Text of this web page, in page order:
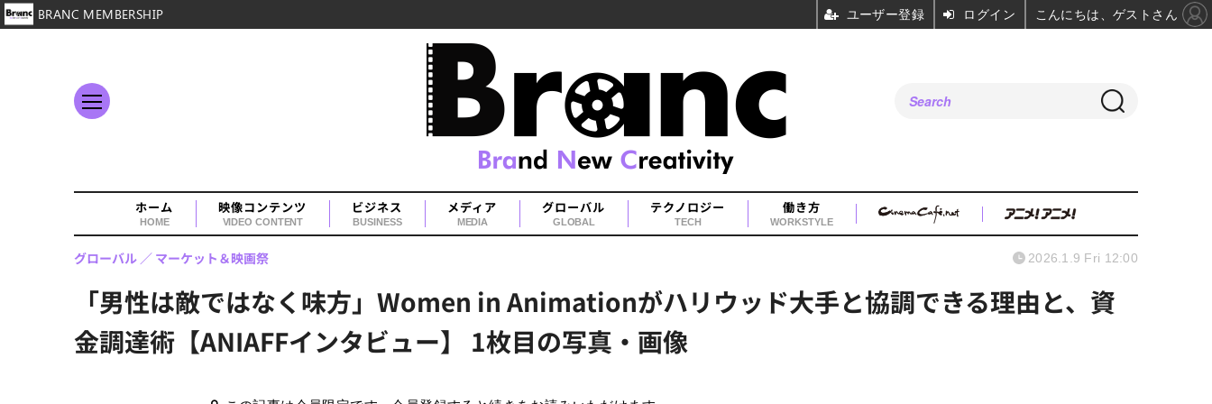
ホーム
HOME
映像コンテンツ
VIDEO CONTENT
ビジネス
BUSINESS
メディア
MEDIA
グローバル
GLOBAL
テクノロジー
TECH
働き方
WORKSTYLE
「男性は敵ではなく味方」Women in Animationがハリウッド大手と協調できる理由と、資
金調達術【ANIAFFインタビュー】 1枚目の写真・画像
グローバル マーケット＆映画祭 2026.1.9 Fri 12:00
BRANC MEMBERSHIP ユーザー登録 ログイン こんにちは、ゲストさん